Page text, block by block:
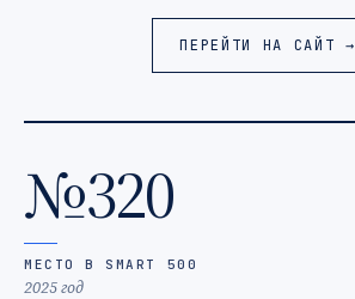
ПЕРЕЙТИ НА САЙТ →
№320
МЕСТО В SMART 500
2025 год